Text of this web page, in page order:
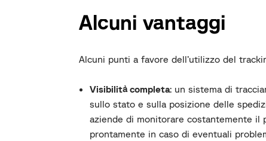
Alcuni vantaggi
Alcuni punti a favore dell’utilizzo del
Visibilità completa: un sistema di
sullo stato e sulla posizione delle
aziende di monitorare costantemente
prontamente in caso di eventuali